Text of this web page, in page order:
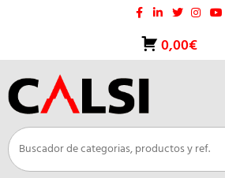
0,00€